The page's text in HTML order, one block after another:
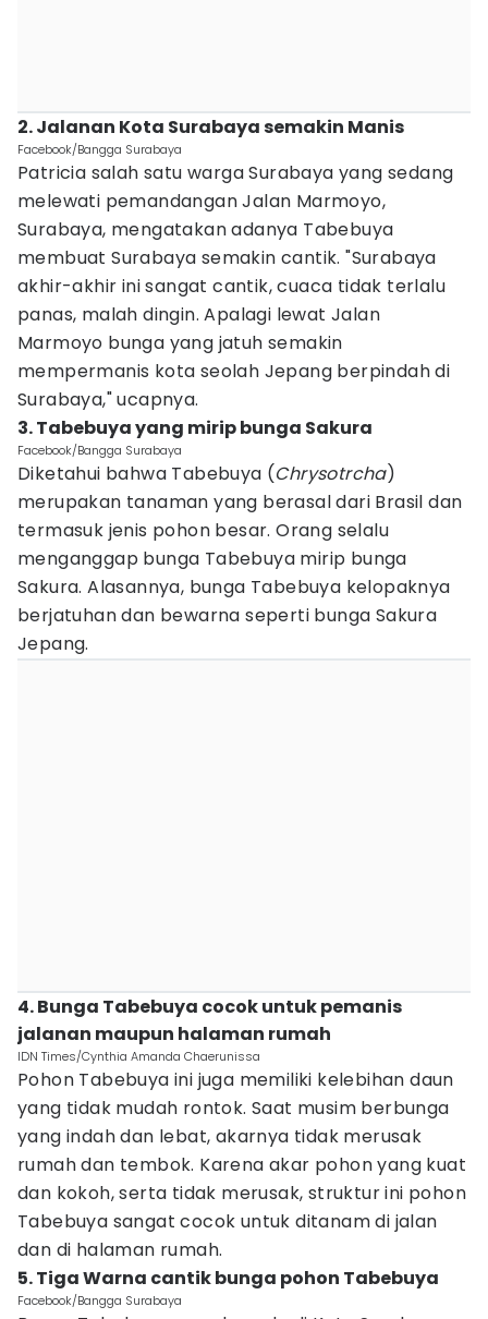
2. Jalanan Kota Surabaya semakin Manis
Facebook/Bangga Surabaya
Patricia salah satu warga Surabaya yang sedang
melewati pemandangan Jalan Marmoyo,
Surabaya, mengatakan adanya Tabebuya
membuat Surabaya semakin cantik. "Surabaya
akhir-akhir ini sangat cantik, cuaca tidak terlalu
panas, malah dingin. Apalagi lewat Jalan
Marmoyo bunga yang jatuh semakin
mempermanis kota seolah Jepang berpindah di
Surabaya," ucapnya.
3. Tabebuya yang mirip bunga Sakura
Facebook/Bangga Surabaya
Diketahui bahwa Tabebuya (Chrysotrcha)
merupakan tanaman yang berasal dari Brasil dan
termasuk jenis pohon besar. Orang selalu
menganggap bunga Tabebuya mirip bunga
Sakura. Alasannya, bunga Tabebuya kelopaknya
berjatuhan dan bewarna seperti bunga Sakura
Jepang.
4. Bunga Tabebuya cocok untuk pemanis
jalanan maupun halaman rumah
IDN Times/Cynthia Amanda Chaerunissa
Pohon Tabebuya ini juga memiliki kelebihan daun
yang tidak mudah rontok. Saat musim berbunga
yang indah dan lebat, akarnya tidak merusak
rumah dan tembok. Karena akar pohon yang kuat
dan kokoh, serta tidak merusak, struktur ini pohon
Tabebuya sangat cocok untuk ditanam di jalan
dan di halaman rumah.
5. Tiga Warna cantik bunga pohon Tabebuya
Facebook/Bangga Surabaya